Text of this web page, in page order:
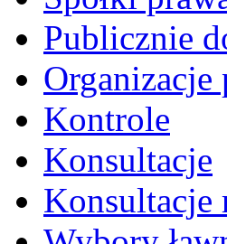
Publicznie
Organizacje
Kontrole
Konsultacje
Konsultacje